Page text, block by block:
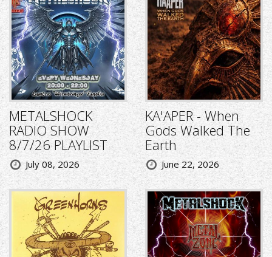
METALSHOCK
RADIO SHOW
8/7/26 PLAYLIST
July 08, 2026
KA'APER - When
Gods Walked The
Earth
June 22, 2026